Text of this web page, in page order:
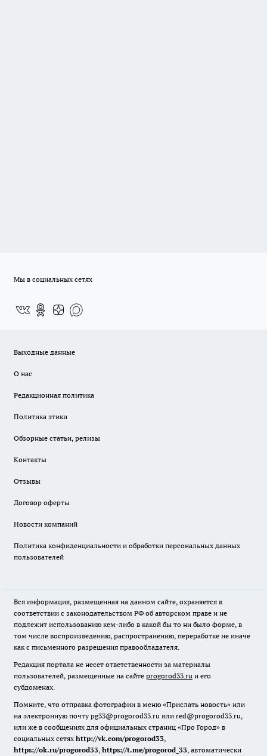
Мы в социальных сетях
Выходные данные
О нас
Редакционная политика
Политика этики
Обзорные статьи, релизы
Контакты
Отзывы
Договор оферты
Новости компаний
Политика конфиденциальности и обработки персональных данных
пользователей
Вся информация, размещенная на данном сайте, охраняется в
соответствии с законодательством РФ об авторском праве и не
подлежит использованию кем-либо в какой бы то ни было форме, в
том числе воспроизведению, распространению, переработке не иначе
как с письменного разрешения правообладателя.
Редакция портала не несет ответственности за материалы
пользователей, размещенные на сайте progorod33.ru и его
субдоменах.
Помните, что отправка фотографии в меню «Прислать новость» или
на электронную почту pg33@progorod33.ru или red@progorod33.ru,
или же в сообщениях для официальных страниц «Про Город» в
социальных сетях http://vk.com/progorod33,
https://ok.ru/progorod33, https://t.me/progorod_33, автоматически